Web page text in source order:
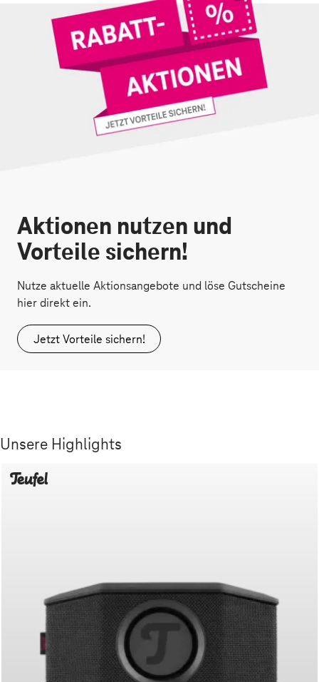
Aktionen nutzen und
Vorteile sichern!
Nutze aktuelle Aktionsangebote und löse Gutscheine
hier direkt ein.
Jetzt Vorteile sichern!
Unsere Highlights